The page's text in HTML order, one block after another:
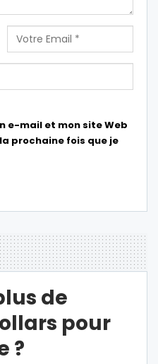
e-mail et mon site Web
prochaine fois que je
de
pour
?